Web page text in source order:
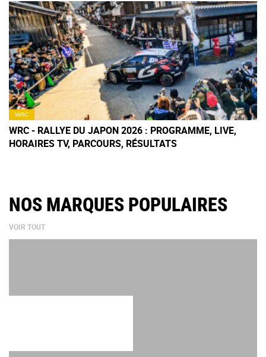
WRC
WRC - RALLYE DU JAPON 2026 : PROGRAMME, LIVE,
HORAIRES TV, PARCOURS, RÉSULTATS
NOS MARQUES POPULAIRES
VOIR TOUT